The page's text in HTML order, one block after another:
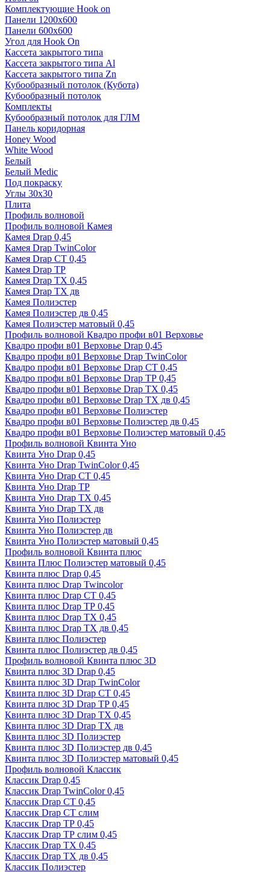
Комплектующие Hook on
Панели 1200х600
Панели 600х600
Угол для Hook On
Кассета закрытого типа
Кассета закрытого типа Al
Кассета закрытого типа Zn
Кубообразный потолок (Кубота)
Кубообразный потолок
Комплекты
Кубообразный потолок для ГЛМ
Панель коридорная
Honey Wood
White Wood
Белый
Белый Medic
Под покраску
Углы 30х30
Плита
Профиль волновой
Профиль волновой Камея
Камея Drap 0,45
Камея Drap TwinColor
Камея Drap СТ 0,45
Камея Drap ТР
Камея Drap ТХ 0,45
Камея Drap ТХ дв
Камея Полиэстер
Камея Полиэстер дв 0,45
Камея Полиэстер матовый 0,45
Профиль волновой Квадро профи в01 Верховье
Квадро профи в01 Верховье Drap 0,45
Квадро профи в01 Верховье Drap TwinColor
Квадро профи в01 Верховье Drap СТ 0,45
Квадро профи в01 Верховье Drap ТР 0,45
Квадро профи в01 Верховье Drap ТХ 0,45
Квадро профи в01 Верховье Drap ТХ дв 0,45
Квадро профи в01 Верховье Полиэстер
Квадро профи в01 Верховье Полиэстер дв 0,45
Квадро профи в01 Верховье Полиэстер матовый 0,45
Профиль волновой Квинта Уно
Квинта Уно Drap 0,45
Квинта Уно Drap TwinColor 0,45
Квинта Уно Drap СТ 0,45
Квинта Уно Drap ТР
Квинта Уно Drap ТХ 0,45
Квинта Уно Drap ТХ дв
Квинта Уно Полиэстер
Квинта Уно Полиэстер дв
Квинта Уно Полиэстер матовый 0,45
Профиль волновой Квинта плюс
Квинта Плюс Полиэстер матовый 0,45
Квинта плюс Drap 0,45
Квинта плюс Drap Twincolor
Квинта плюс Drap СТ 0,45
Квинта плюс Drap ТР 0,45
Квинта плюс Drap ТХ 0,45
Квинта плюс Drap ТХ дв 0,45
Квинта плюс Полиэстер
Квинта плюс Полиэстер дв 0,45
Профиль волновой Квинта плюс 3D
Квинта плюс 3D Drap 0,45
Квинта плюс 3D Drap TwinColor
Квинта плюс 3D Drap СТ 0,45
Квинта плюс 3D Drap ТР 0,45
Квинта плюс 3D Drap ТХ 0,45
Квинта плюс 3D Drap ТХ дв
Квинта плюс 3D Полиэстер
Квинта плюс 3D Полиэстер дв 0,45
Квинта плюс 3D Полиэстер матовый 0,45
Профиль волновой Классик
Классик Drap 0,45
Классик Drap TwinColor 0,45
Классик Drap СТ 0,45
Классик Drap СТ слим
Классик Drap ТР 0,45
Классик Drap ТР слим 0,45
Классик Drap ТХ 0,45
Классик Drap ТХ дв 0,45
Классик Полиэстер